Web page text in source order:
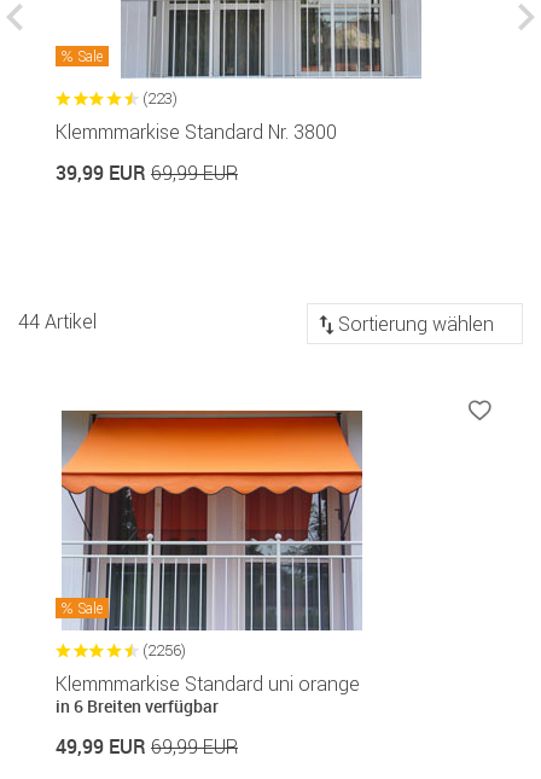
Sale
(223)
Klemmmarkise Standard Nr. 3800
39,99 EUR 69,99 EUR
44 Artikel Sortierung
Sale
(2256)
Klemmmarkise Standard uni orange
in 6 Breiten verfügbar
49,99 EUR 69,99 EUR